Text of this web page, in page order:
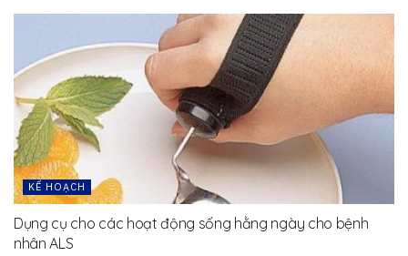
KẾ HOẠCH
Dụng cụ cho các hoạt động sống hằng ngày cho bệnh
nhân ALS